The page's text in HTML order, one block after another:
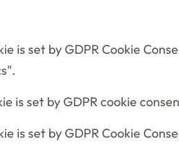
is set by GDPR Cookie
is set by GDPR cookie
is set by GDPR Cookie